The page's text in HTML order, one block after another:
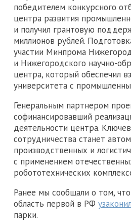
победителем конкурсного
центра развития
и получил грантовую
миллионов рублей.
участии Минпрома
и Нижегородского научно-
центра, который обеспечил
университета с
Генеральным партнером
софинансировавший
деятельности центра.
сотрудничества станет
производственных и
с применением
робототехнических
Ранее мы сообщали о том,
область первой в РФ
парки.